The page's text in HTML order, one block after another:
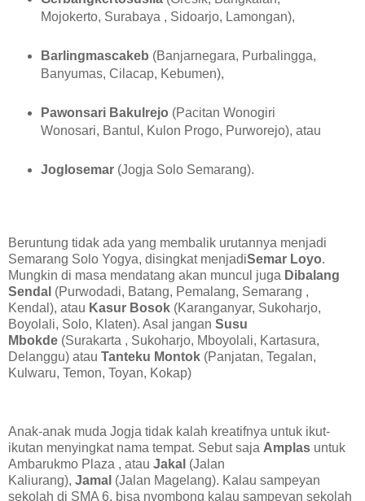
Mojokerto, Surabaya , Sidoarjo, Lamongan),
Barlingmascakeb (Banjarnegara, Purbalingga,
Banyumas, Cilacap, Kebumen),
Pawonsari Bakulrejo (Pacitan Wonogiri
Wonosari, Bantul, Kulon Progo, Purworejo), atau
Joglosemar(Jogja Solo Semarang).
Beruntung tidak ada yang membalik urutannya menjadi
Semarang Solo Yogya, disingkat menjadiSemar Loyo.
Mungkin di masa mendatang akan muncul juga Dibalang
Sendal (Purwodadi, Batang, Pemalang, Semarang ,
Kendal), atau Kasur Bosok (Karanganyar, Sukoharjo,
Boyolali, Solo, Klaten). Asal jangan Susu
Mbokde (Surakarta , Sukoharjo, Mboyolali, Kartasura,
Delanggu) atau Tanteku Montok (Panjatan, Tegalan,
Kulwaru, Temon, Toyan, Kokap)
Anak-anak muda Jogja tidak kalah kreatifnya untuk ikut-
ikutan menyingkat nama tempat. Sebut saja Amplas untuk
Ambarukmo Plaza , atau Jakal (Jalan
Kaliurang), Jamal (Jalan Magelang). Kalau sampeyan
sekolah di SMA 6, bisa nyombong kalau sampeyan sekolah